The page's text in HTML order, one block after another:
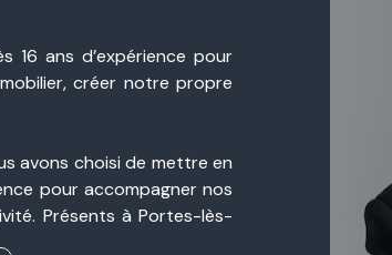
16 ans d’expérience pour
créer notre propre
avons choisi de mettre en
pour accompagner nos
Présents à Portes-lès-
immobilière de proximité,